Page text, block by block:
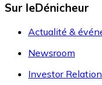
Sur leDénicheur
Actualité &
Newsroom
Investor